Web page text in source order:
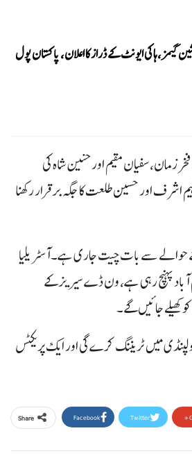
گیمز،ہاکی ایونٹ کے ڈراز کا اعلان، پاکستان پول
زمان، سفیان مقیم اور حنین شاہ کی
اشرف اور حسین طلعت کا جگہ برقرار رکھنا
حوالے سے بات چیت جاری ہے۔آسٹریلیا
کو اسلام آباد پہنچ رہی ہے، ون ڈے سیریز کے
مئی سے راولپنڈی میں ٹریننگ کرے گی اور ایک پریکٹس
Share Facebook Twitter